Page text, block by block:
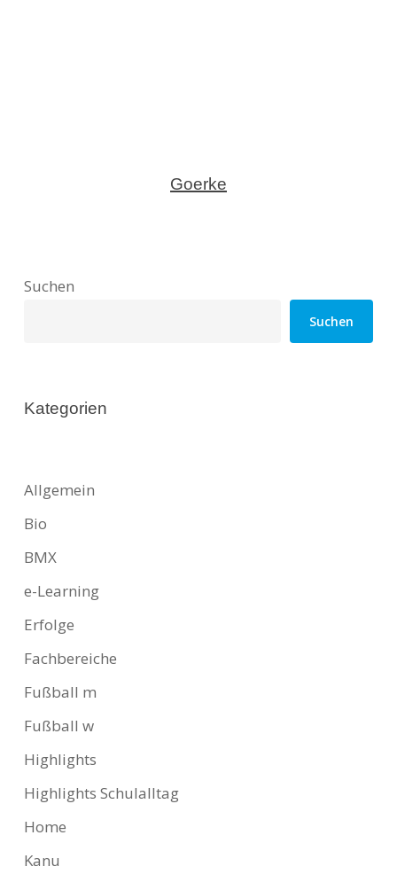
Goerke
Suchen
Suchen
Kategorien
Allgemein
Bio
BMX
e-Learning
Erfolge
Fachbereiche
Fußball m
Fußball w
Highlights
Highlights Schulalltag
Home
Kanu